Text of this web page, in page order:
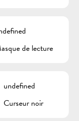
de lecture
undefined
Curseur noir